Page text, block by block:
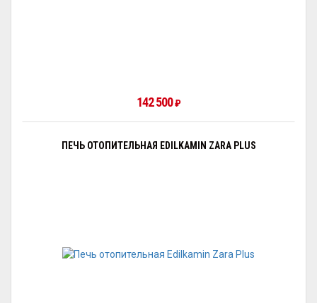
142 500₽
ПЕЧЬ ОТОПИТЕЛЬНАЯ EDILKAMIN ZARA PLUS